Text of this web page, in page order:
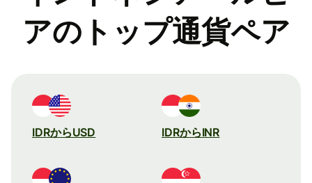
アのトップ通貨ペア
IDRからUSD IDRからINR